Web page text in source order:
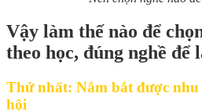
Vậy làm thế nào để
theo học, đúng nghề để
Thứ nhất: Nắm bắt được nhu
hội